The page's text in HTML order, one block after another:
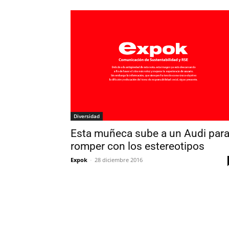
Diversidad
Esta muñeca sube a un Audi para
romper con los estereotipos
Expok - 28 diciembre 2016